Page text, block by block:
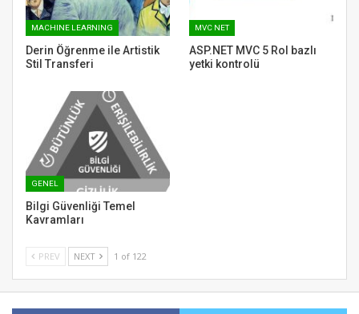
MACHINE LEARNING
Derin Öğrenme ile Artistik
Stil Transferi
MVC NET
ASP.NET MVC 5 Rol bazlı
yetki kontrolü
GENEL
Bilgi Güvenliği Temel
Kavramları
PREV NEXT 1 of 122